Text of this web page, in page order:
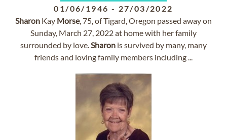
01/06/1946 - 27/03/2022
Sharon Kay Morse, 75, of Tigard, Oregon passed away on
Sunday, March 27, 2022 at home with her family
surrounded by love.Sharon is survived by many, many
friends and loving family members including ...